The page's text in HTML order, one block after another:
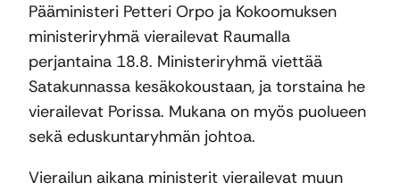
Pääministeri Petteri Orpo ja Kokoomuksen
ministeriryhmä vierailevat Raumalla
perjantaina 18.8. Ministeriryhmä viettää
Satakunnassa kesäkokoustaan, ja torstaina he
vierailevat Porissa. Mukana on myös puolueen
sekä eduskuntaryhmän johtoa.
Vierailun aikana ministerit vierailevat muun